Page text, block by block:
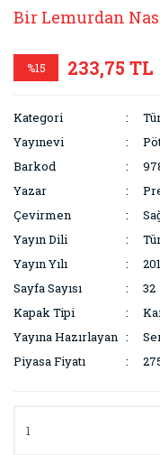
Bir Lemurdan
%15 233,75 TL
Kategori
Yayınevi
Barkod
Yazar
Çevirmen
Yayın Dili
Yayın Yılı
Sayfa Sayısı
32
Kapak Tipi
Yayına Hazırlayan
Piyasa Fiyatı